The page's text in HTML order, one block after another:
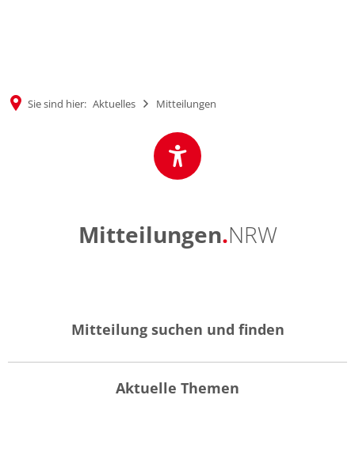
Sie sind hier: Aktuelles Mitteilungen
MitteilungenMitteilungen.NRW
Mitteilung suchen und finden
Aktuelle Themen